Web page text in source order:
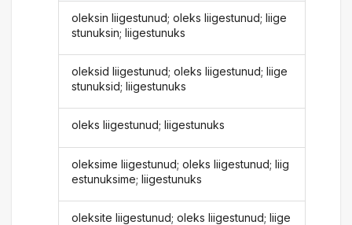
oleksin liigestunud; oleks liigestunud; liige
stunuksin; liigestunuks
oleksid liigestunud; oleks liigestunud; liige
stunuksid; liigestunuks
oleks liigestunud; liigestunuks
oleksime liigestunud; oleks liigestunud; liig
estunuksime; liigestunuks
oleksite liigestunud; oleks liigestunud; liige